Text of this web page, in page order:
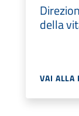
della
VAI ALLA